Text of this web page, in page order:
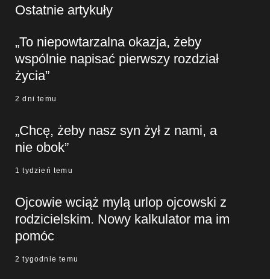
Ostatnie artykuły
„To niepowtarzalna okazja, żeby
wspólnie napisać pierwszy rozdział
życia”
2 dni temu
„Chcę, żeby nasz syn żył z nami, a
nie obok”
1 tydzień temu
Ojcowie wciąż mylą urlop ojcowski z
rodzicielskim. Nowy kalkulator ma im
pomóc
2 tygodnie temu